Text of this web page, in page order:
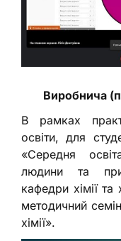
Виробнича
В рамках
освіти, для
«Середня
людини та
кафедри хімії та
методичний
хімії».